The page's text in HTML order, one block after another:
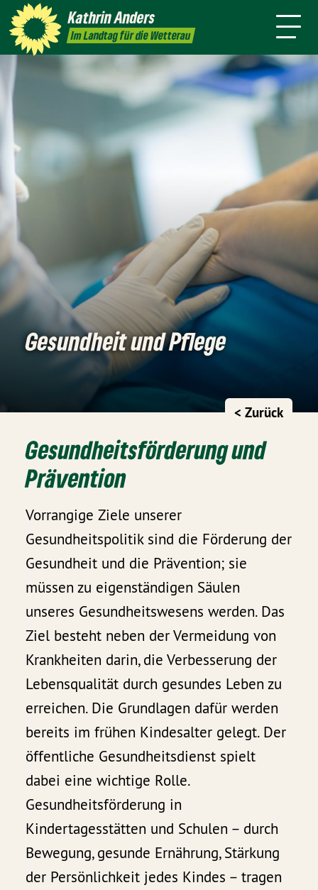
KathrinAnders
Im Landtag für die Wetterau
Kontakt
mich
Gesundheit und Pflege
< Zurück
Gesundheitsförderung und
Prävention
Vorrangige Ziele unserer
Gesundheitspolitik sind die Förderung der
Gesundheit und die Prävention; sie
müssen zu eigenständigen Säulen
unseres Gesundheitswesens werden. Das
Ziel besteht neben der Vermeidung von
Krankheiten darin, die Verbesserung der
Lebensqualität durch gesundes Leben zu
erreichen. Die Grundlagen dafür werden
bereits im frühen Kindesalter gelegt. Der
öffentliche Gesundheitsdienst spielt
dabei eine wichtige Rolle.
Gesundheitsförderung in
Kindertagesstätten und Schulen – durch
Bewegung, gesunde Ernährung, Stärkung
der Persönlichkeit jedes Kindes – tragen